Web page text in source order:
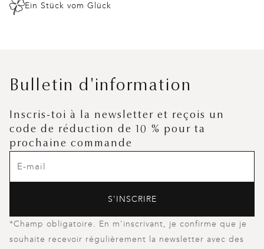
Ein Stück vom Glück
Bulletin d'information
Inscris-toi à la newsletter et reçois un
code de réduction de 10 % pour ta
prochaine commande
S'INSCRIRE
*Champ obligatoire. En m'inscrivant, je confirme que je
souhaite recevoir régulièrement la newsletter avec des